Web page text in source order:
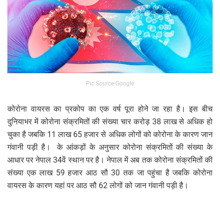
Pic Source-Google
कोरोना वायरस का प्रकोप का एक वर्ष पूरा होने जा रहा है। इस बीच
दुनियाभर में कोरोना संक्रमितों की संख्या चार करोड़ 38 लाख से अधिक हो
चुका है जबकि 11 लाख 65 हजार से अधिक लोगों को कोरोना के कारण जान
गंवानी पड़ी है। के आंकड़ों के अनुसार कोरोना संक्रमितों की संख्या के
आधार पर नेपाल 34वें स्थान पर है। नेपाल में अब तक कोरोना संक्रमितों की
संख्या एक लाख 59 हजार आठ सौ 30 तक जा पहुंचा है जबकि कोरोना
वायरस के कारण यहां पर आठ सौ 62 लोगों को जान गंवानी पड़ी है।